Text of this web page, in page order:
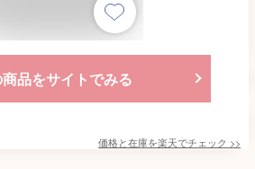
商品をサイトでみる
価格と在庫を楽天でチェック >>